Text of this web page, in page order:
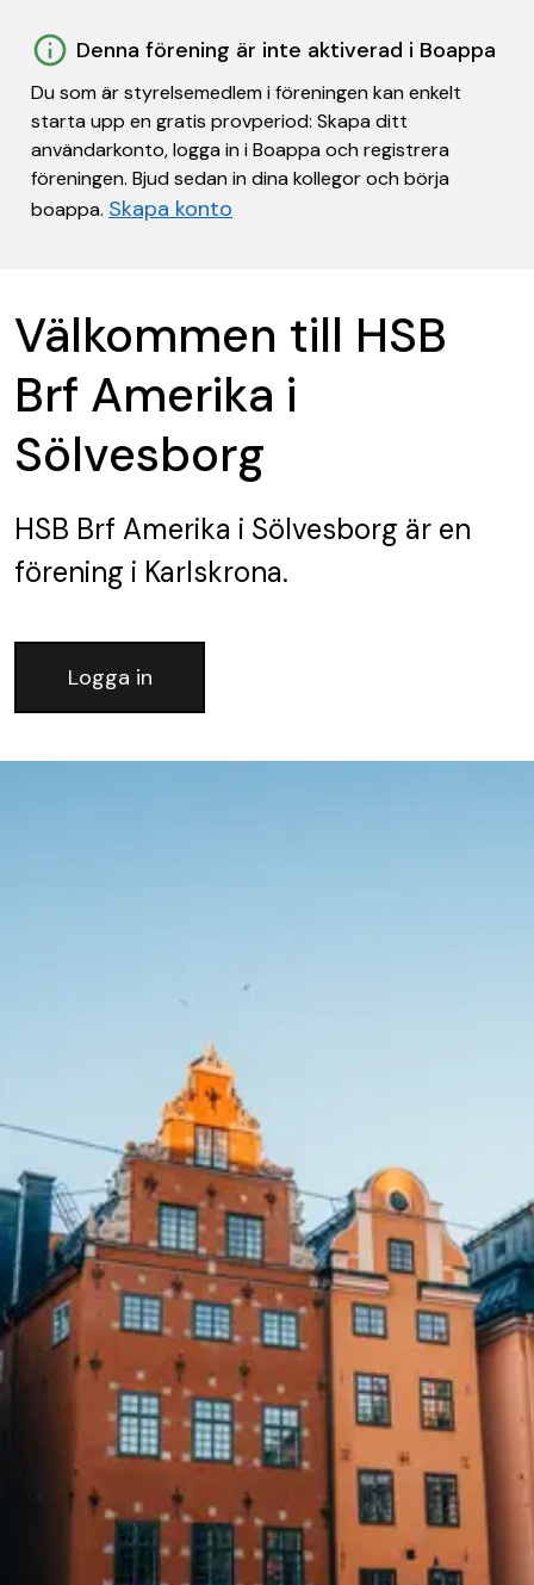
Denna förening är inte aktiverad i Boappa
Du som är styrelsemedlem i föreningen kan enkelt
starta upp en gratis provperiod: Skapa ditt
användarkonto, logga in i Boappa och registrera
föreningen. Bjud sedan in dina kollegor och börja
boappa. Skapa konto
Välkommen till HSB
Brf Amerika i
Sölvesborg
HSB Brf Amerika i Sölvesborg är en
förening i Karlskrona.
Logga in